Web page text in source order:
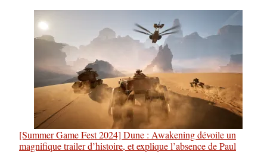
[Summer Game Fest 2024] Dune : Awakening dévoile un
magnifique trailer d’histoire, et explique l’absence de Paul